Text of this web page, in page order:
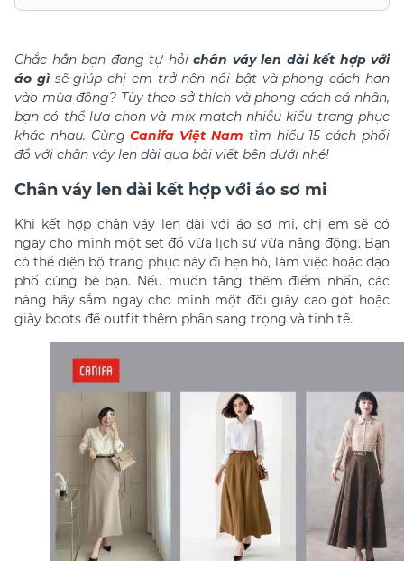
Chắc hẳn bạn đang tự hỏi chân váy len dài kết hợp với
áo gìsẽ giúp chị em trở nên nổi bật và phong cách hơn
vào mùa đông? Tùy theo sở thích và phong cách cá nhân,
bạn có thể lựa chọn và mix match nhiều kiểu trang phục
khác nhau. CùngCanifa Việt Nam tìm hiểu 15 cách phối
đồ với chân váy len dài qua bài viết bên dưới nhé!
Chân váy len dài kết hợp với áo sơ mi
Khi kết hợp chân váy len dài với áo sơ mi, chị em sẽ có
ngay cho mình một set đồ vừa lịch sự vừa năng động. Bạn
có thể diện bộ trang phục này đi hẹn hò, làm việc hoặc dạo
phố cùng bè bạn. Nếu muốn tăng thêm điểm nhấn, các
nàng hãy sắm ngay cho mình một đôi giày cao gót hoặc
giày boots để outfit thêm phần sang trọng và tinh tế.